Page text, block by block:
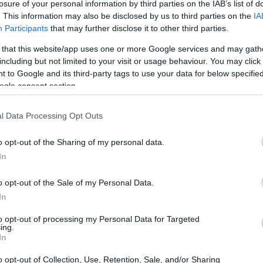
of your personal information by third parties on the IAB’s list of
This information may also be disclosed by us to third parties on the
Participants that may further disclose it to other third parties.
that this website/app uses one or more Google services and may
but not limited to your visit or usage behaviour. You may
to Google and its third-party tags to use your data for below
consent section.
Data Processing Opt Outs
opt-out of the Sharing of my personal data.
opt-out of the Sale of my Personal Data.
opt-out of processing my Personal Data for Targeted
opt-out of Collection, Use, Retention, Sale, and/or Sharing
crecimiento
actualización de sus previsiones de crecimiento
del 0,3% al 1,1% previstas para otoño. Esta
a las que se enfrenta la economía alemana,
2023 y 2024. El ministro de Economía, Robert
estancamiento y destacó la incertidumbre que
de
un fenómeno reciente; comenzó en 2018 y sigue
Hay varias causas que han contribuido a esta